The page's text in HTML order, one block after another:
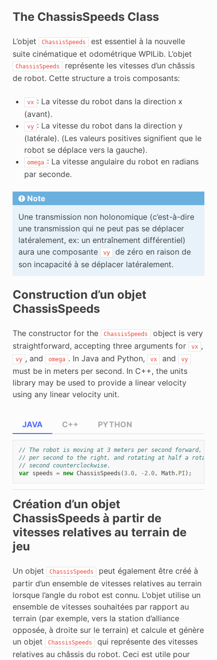
The ChassisSpeeds Class
L’objet ChassisSpeeds
est essentiel à la nouvelle
suite cinématique et odométrique WPILib. L’objet
ChassisSpeeds
représente les vitesses d’un châssis
de robot. Cette structure a trois composants:
vx : La vitesse du robot dans la direction x
(avant).
vy : La vitesse du robot dans la direction y
(latérale). (Les valeurs positives signifient que le
robot se déplace vers la gauche).
omega : La vitesse angulaire du robot en radians
par seconde.
Note
Une transmission non holonomique (c’est-à-dire
une transmission qui ne peut pas se déplacer
latéralement, ex: un entraînement différentiel)
aura une composante
vy
de zéro en raison de
son incapacité à se déplacer latéralement.
Construction d’un objet
ChassisSpeeds
The constructor for the ChassisSpeeds
object is very
straightforward, accepting three arguments for
vx ,
vy , and omega . In Java and Python, vx and vy
must be in meters per second. In C++, the units
library may be used to provide a linear velocity
using any linear velocity unit.
JAVA
// The robot is moving at 3 meters per second forward, 2
// per second to the right, and rotating at half a
// second counterclockwise.
var speeds = new ChassisSpeeds (3.0, - 2.0, Math. PI );
C++ PYTHON
Création d’un objet
ChassisSpeeds à partir de
vitesses relatives au terrain de
jeu
Un objet ChassisSpeeds
peut également être créé à
partir d’un ensemble de vitesses relatives au terrain
lorsque l’angle du robot est connu. L’objet utilise un
ensemble de vitesses souhaitées par rapport au
terrain (par exemple, vers la station d’alliance
opposée, à droite sur le terrain) et calcule et génère
un objet
ChassisSpeeds
qui représente des vitesses
relatives au châssis du robot. Ceci est utile pour